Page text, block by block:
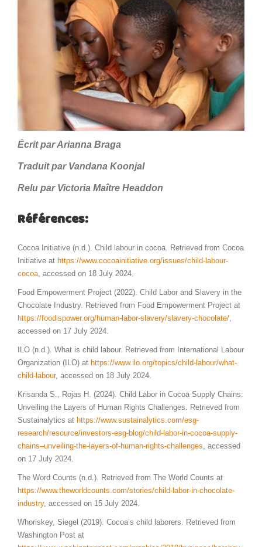
Écrit par Arianna Braga
Traduit par Vandana Koonjal
Relu par Victoria Maître Headdon
Références:
Cocoa Initiative (n.d.). Child labour in cocoa. Retrieved from Cocoa
Initiative at https://www.cocoainitiative.org/issues/child-labour-
cocoa , accessed on 18 July 2024.
Food Empowerment Project (2022). Child Labor and Slavery in the
Chocolate Industry. Retrieved from Food Empowerment Project at
https://foodispower.org/human-labor-slavery/slavery-chocolate/
accessed on 17 July 2024.
ILO (n.d.). What is child labour. Retrieved from International Labour
Organization (ILO) at https://www.ilo.org/topics/child-labour/what-
child-labour, accessed on 18 July 2024.
Krisanda S., Rojas H. (2024). Child Labor in Cocoa Supply Chains:
Unveiling the Layers of Human Rights Challenges. Retrieved from
Sustainalytics at https://www.sustainalytics.com/esg-
research/resource/investors-esg-blog/child-labor-in-cocoa-supply-
chains–unveiling-the-layers-of-human-rights-challenges , accessed
on 17 July 2024.
The Word Counts (n.d.). Retrieved from The World Counts at
https://www.theworldcounts.com/stories/child-labor-in-chocolate-
industry, accessed on 15 July 2024.
Whoriskey, Siegel (2019). Cocoa’s child laborers. Retrieved from
Washington Post at